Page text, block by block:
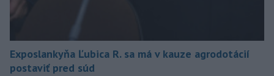
Exposlankyňa Ľubica R. sa má v kauze agrodotácií
postaviť pred súd